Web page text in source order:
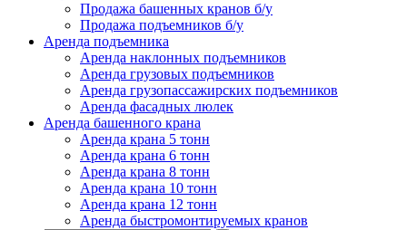
Продажа башенных кранов б/у
Продажа подъемников б/у
Аренда подъемника
Аренда наклонных подъемников
Аренда грузовых подъемников
Аренда грузопассажирских подъемников
Аренда фасадных люлек
Аренда башенного крана
Аренда крана 5 тонн
Аренда крана 6 тонн
Аренда крана 8 тонн
Аренда крана 10 тонн
Аренда крана 12 тонн
Аренда быстромонтируемых кранов